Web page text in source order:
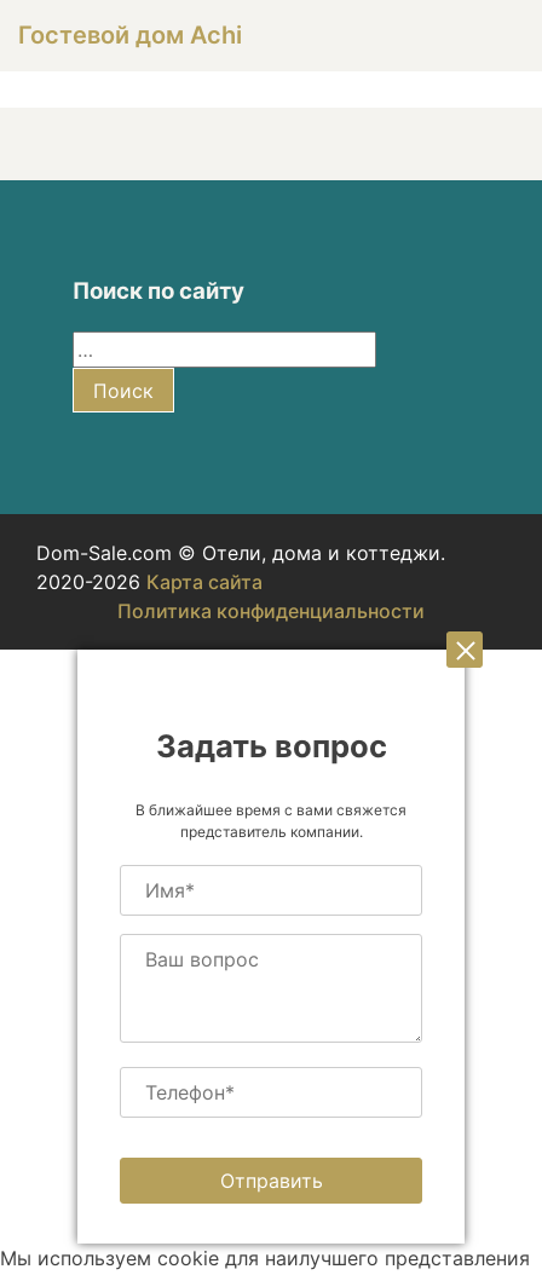
Гостевой дом Achi
Поиск по сайту
Поиск
Dom-Sale.com © Отели, дома и коттеджи.
2020-2026 Карта сайта
Политика конфиденциальности
Задать вопрос
В ближайшее время с вами свяжется
представитель компании.
Мы используем cookie для наилучшего представления